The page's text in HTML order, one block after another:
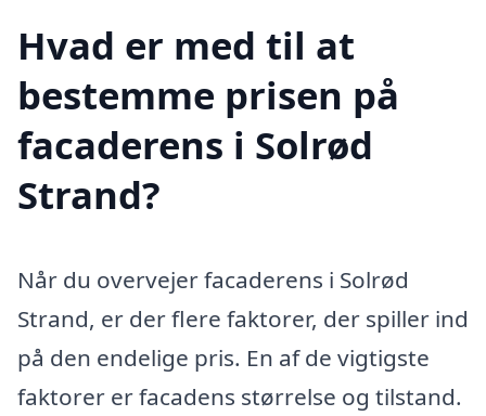
Hvad er med til at
bestemme prisen på
facaderens i Solrød
Strand?
Når du overvejer facaderens i Solrød
Strand, er der flere faktorer, der spiller ind
på den endelige pris. En af de vigtigste
faktorer er facadens størrelse og tilstand.